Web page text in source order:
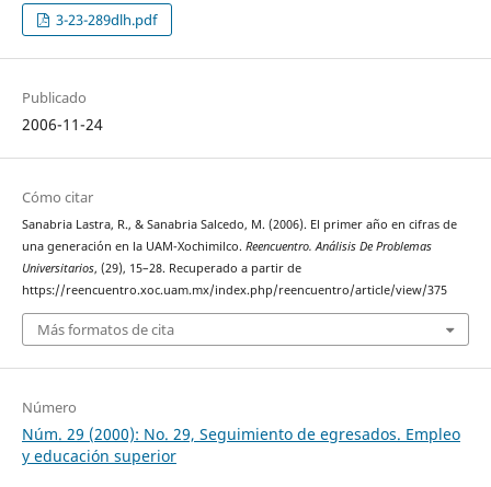
3-23-289dlh.pdf
Publicado
2006-11-24
Cómo citar
Sanabria Lastra, R., & Sanabria Salcedo, M. (2006). El primer año en cifras de
una generación en la UAM-Xochimilco. Reencuentro. Análisis De Problemas
Universitarios, (29), 15–28. Recuperado a partir de
https://reencuentro.xoc.uam.mx/index.php/reencuentro/article/view/375
Más formatos de cita
Número
Núm. 29 (2000): No. 29, Seguimiento de egresados. Empleo
y educación superior